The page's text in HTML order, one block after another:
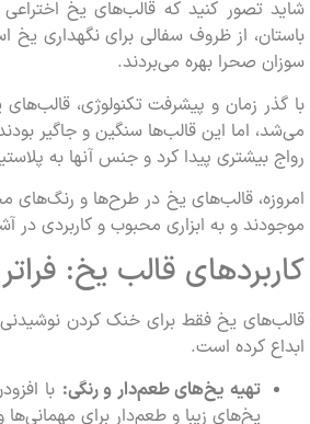
شاید تصور کنید که قالب‌های یخ اختراعی
باستان، از ظروف سفالی برای نگهداری
سوزان صحرا بهره می‌بردند.
با گذر زمان و پیشرفت تکنولوژی،
می‌شد، اما این قالب‌ها سنگین و جاگیر
رواج بیشتری پیدا کرد و جنس آنها به
امروزه، قالب‌های یخ در طرح‌ها و رنگ‌های
موجودند و به ابزاری محبوب و کاربردی در
کاربردهای قالب یخ:
قالب‌های یخ فقط برای خنک کردن نوشیدنی‌ها
ابداع کرده است.
تهیه یخ‌های طعم‌دار و رنگی: با
یخ‌های زیبا و طعم‌دار برای